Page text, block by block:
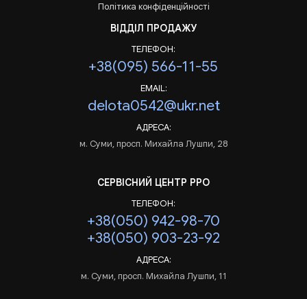
Політика конфіденційності
ВІДДІЛ ПРОДАЖУ
ТЕЛЕФОН:
+38(095) 566-11-55
EMAIL:
delota0542@ukr.net
АДРЕСА:
м. Суми, просп. Михайла Лушпи, 28
СЕРВІСНИЙ ЦЕНТР РРО
ТЕЛЕФОН:
+38(050) 942-98-70
+38(050) 903-23-92
АДРЕСА:
м. Суми, просп. Михайла Лушпи, 11